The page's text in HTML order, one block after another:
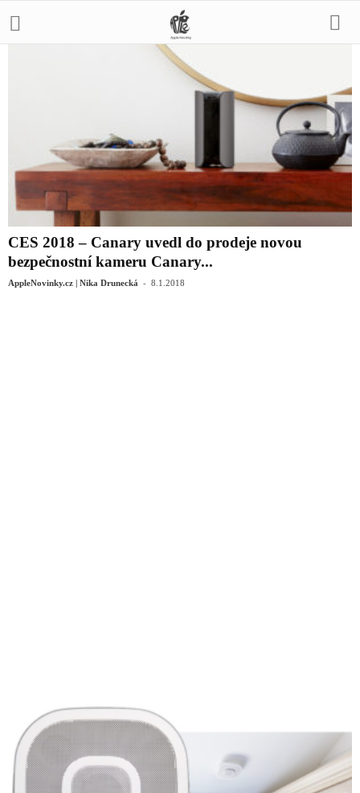
CES 2018 – Canary uvedl do prodeje novou
bezpečnostní kameru Canary...
AppleNovinky.cz | Nika Drunecká - 8.1.2018